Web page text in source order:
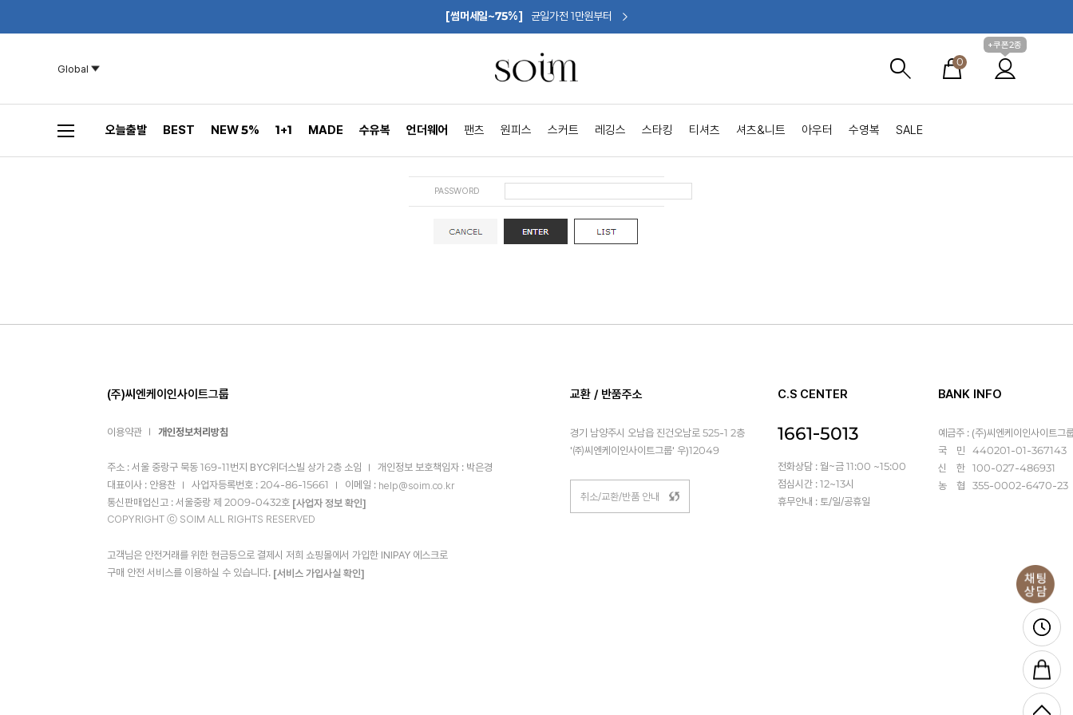
[썸머세일~75%] 균일가전 1만원부터
Global
0
+쿠폰2종
오늘출발 BEST NEW 5% 1+1 MADE 수유복 언더웨어 팬츠 원피스 스커트 레깅스 스타킹 티셔츠 셔츠&니트 아우터 수영복 SALE
PASSWORD
(주)씨엔케이인사이트그룹
이용약관 개인정보처리방침
주소 : 서울 중랑구 묵동 169-11번지 BYC위더스빌 상가 2층 소임
개인정보 보호책임자 : 박은경
대표이사 : 안용찬
사업자등록번호 : 204-86-15661 이메일 : help@soim.co.kr
통신판매업신고 : 서울중랑 제 2009-0432호 [사업자 정보 확인]
COPYRIGHT ⓒ SOIM ALL RIGHTS RESERVED
고객님은 안전거래를 위한 현금등으로 결제시 저희 쇼핑몰에서 가입한 INIPAY 에스크로
구매 안전 서비스를 이용하실 수 있습니다. [서비스 가입사실 확인]
교환 / 반품주소
경기 남양주시 오남읍 진건오남로 525-1 2층
'㈜씨엔케이인사이트그룹' 우)12049
취소/교환/반품 안내
C.S CENTER
1661-5013
전화상담 : 월~금 11:00 ~15:00
점심시간 : 12~13시
휴무안내 : 토/일/공휴일
BANK INFO
예금주 : (주)씨엔케이인사이트그
국 민 440201-01-367143
신 한 100-027-486931
농 협 355-0002-6470-23